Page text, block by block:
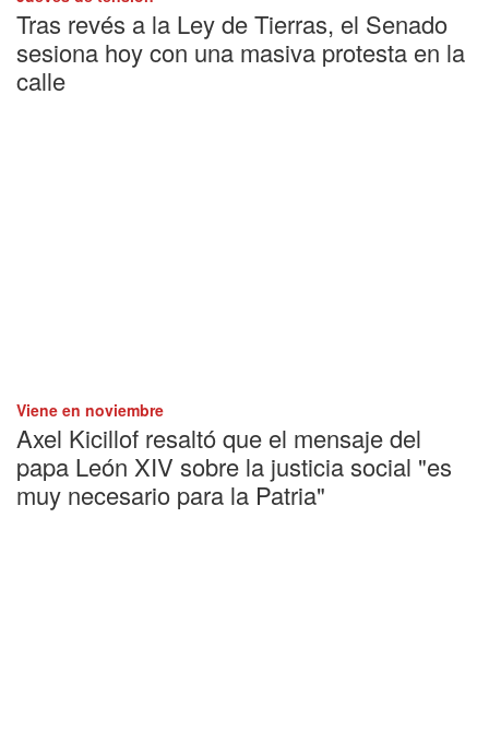
Tras revés a la Ley de Tierras, el Senado
sesiona hoy con una masiva protesta en la
calle
Viene en noviembre
Axel Kicillof resaltó que el mensaje del
papa León XIV sobre la justicia social "es
muy necesario para la Patria"